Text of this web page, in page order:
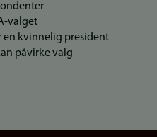
valget
en kvinnelig president
påvirke valg